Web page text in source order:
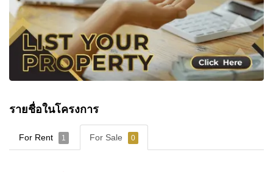
รายชื่อในโครงการ
For Rent 1 For Sale 0